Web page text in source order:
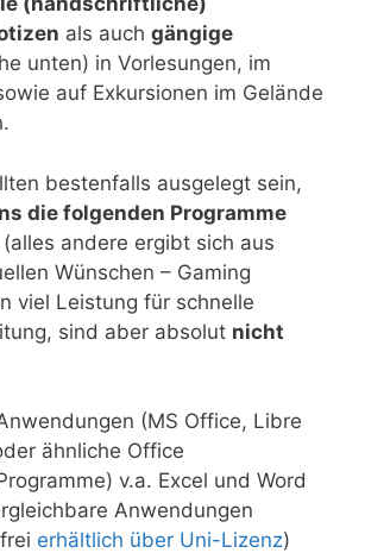
als auch gängige
unten) in Vorlesungen, im
auf Exkursionen im Gelände
bestenfalls ausgelegt sein,
die folgenden Programme
(alles andere ergibt sich aus
Wünschen – Gaming
viel Leistung für schnelle
sind aber absolut nicht
(MS Office, Libre
ähnliche Office
v.a. Excel und Word
Anwendungen
erhältlich über Uni-Lizenz)